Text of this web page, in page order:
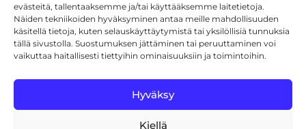
evästeitä, tallentaaksemme ja/tai käyttääksemme laitetietoja.
Näiden tekniikoiden hyväksyminen antaa meille mahdollisuuden
käsitellä tietoja, kuten selauskäyttäytymistä tai yksilöllisiä tunnuksia
tällä sivustolla. Suostumuksen jättäminen tai peruuttaminen voi
vaikuttaa haitallisesti tiettyihin ominaisuuksiin ja toimintoihin.
Hyväksy
Kiellä
Maksutavat
Toimitustavat
Usein kysytyt kysymykset
+358 44 270 3795
asiakaspalvelu@toolcat.fi